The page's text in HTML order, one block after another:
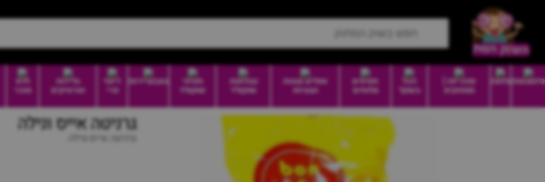
סיטונאותמזווה
סוכריות |
ממתקים
הכל
בשקל
חטיפים
מלוחים
וופלים עוגות
ועוגיות
טבלאות
שוקולד
חטיפי
שוקולד
בונבוניירות
דיוטי
פרי
גלידות
וארטיקים
ללא
סוכר
גרניטה אייס ונילה
גרניטה אייס ונילה